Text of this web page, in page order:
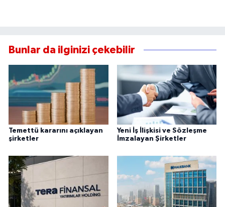
Bunlar da ilginizi çekebilir
Temettü kararını açıklayan
şirketler
Yeni İş İlişkisi ve Sözleşme
İmzalayan Şirketler